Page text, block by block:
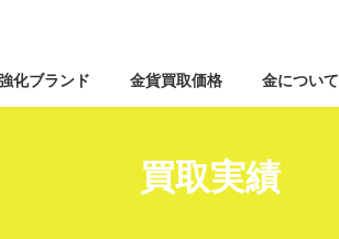
ン
テ
ツ
へ
ビ
ゲ
シ
ョ
化ブランド 金貨買取価格 金について
買取実績